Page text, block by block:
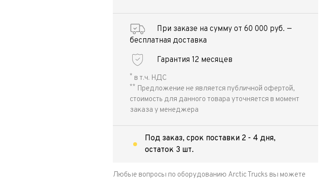
При заказе на сумму от 60 000 руб. —
бесплатная доставка
Гарантия 12 месяцев
* в т.ч. НДС
** Предложение не является публичной офертой,
стоимость для данного товара уточняется в момент
заказа у менеджера
Под заказ, срок поставки 2 - 4 дня,
остаток 3 шт.
Любые вопросы по оборудованию Arctic Trucks вы можете